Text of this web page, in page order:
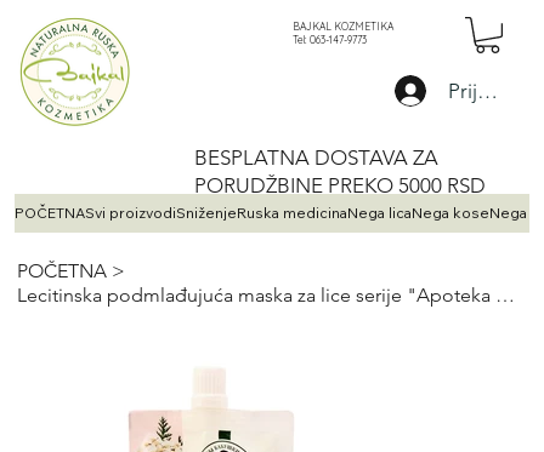
BAJKAL KOZMETIKA
Tel: 063-147-9773
BESPLATNA DOSTAVA ZA
PORUDŽBINE PREKO 5000 RSD
POČETNASvi proizvodiSniženjeRuska medicinaNega licaNega koseNega
Prijava
POČETNA >
Lecitinska podmlađujuća maska za lice serije "Apoteka Agafje" 100 ml